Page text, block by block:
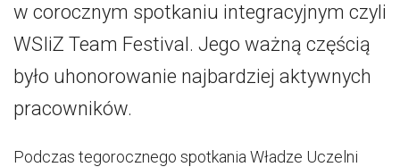
w corocznym spotkaniu integracyjnym czyli
WSIiZ Team Festival. Jego ważną częścią
było uhonorowanie najbardziej aktywnych
pracowników.
Podczas tegorocznego spotkania Władze Uczelni